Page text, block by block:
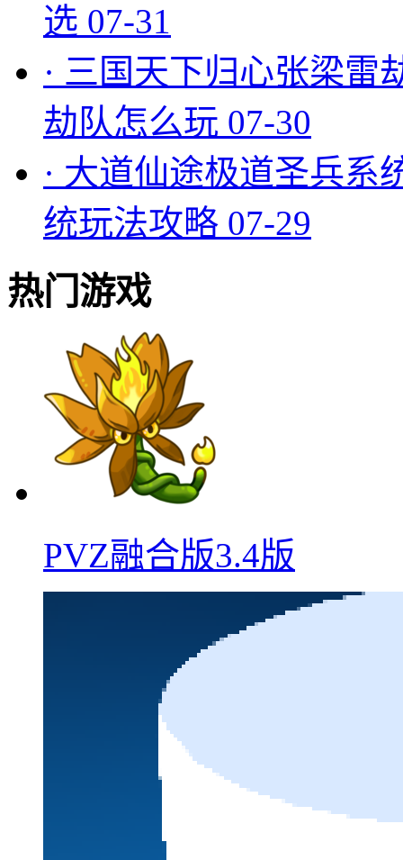
选 07-31
· 三国天下归心张梁雷
劫队怎么玩 07-30
· 大道仙途极道圣兵系
统玩法攻略 07-29
热门游戏
PVZ融合版3.4版